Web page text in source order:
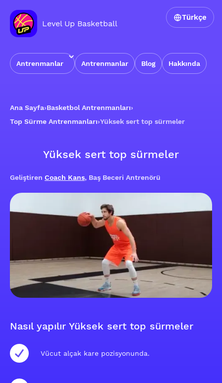
Level Up Basketball
Antrenmanlar Antrenmanlar Blog Hakkında
Türkçe
Ana Sayfa›Basketbol Antrenmanları›
Top Sürme Antrenmanları›Yüksek sert top sürmeler
Yüksek sert top sürmeler
Geliştiren Coach Kans, Baş Beceri Antrenörü
Nasıl yapılır Yüksek sert top sürmeler
Vücut alçak kare pozisyonunda.